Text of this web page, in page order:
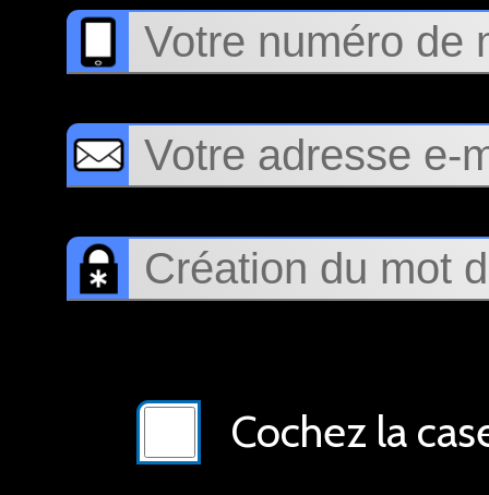
Cochez la